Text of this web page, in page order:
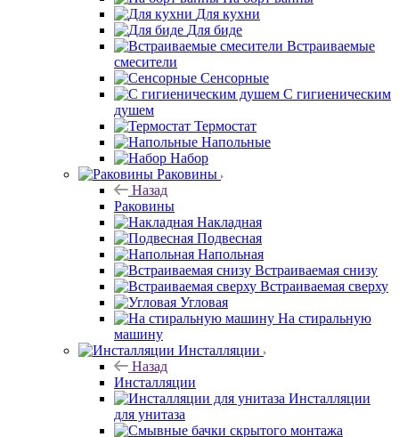
Для кухни
Для биде
Встраиваемые
смесители
Сенсорные
С гигиеническим
душем
Термостат
Напольные
Набор
Раковины
Назад
Раковины
Накладная
Подвесная
Напольная
Встраиваемая снизу
Встраиваемая сверху
Угловая
На стиральную
машину
Инсталляции
Назад
Инсталляции
Инсталляции
для унитаза